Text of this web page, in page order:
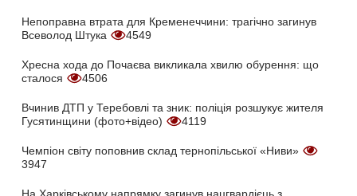
Непоправна втрата для Кременеччини: трагічно загинув
Всеволод Штука
4549
Хресна хода до Почаєва викликала хвилю обурення: що
сталося
4506
Вчинив ДТП у Теребовлі та зник: поліція розшукує жителя
Гусятинщини (фото+відео)
4119
Чемпіон світу поповнив склад тернопільської «Ниви»
3947